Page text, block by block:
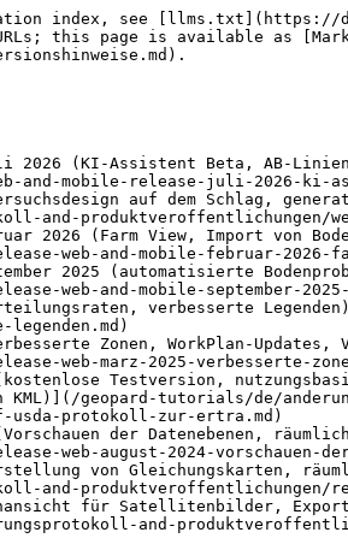
index, see [llms.txt](https://
this page is available as
2026 (KI-Assistent Beta, AB-
and-mobile-release-juli-2026-
auf dem Schlag,
and-produktveroffentlichungen/
2026 (Farm View, Import von
web-and-mobile-februar-2026-
2025 (automatisierte
web-and-mobile-september-
verbesserte
Zonen, WorkPlan-
web-marz-2025-verbesserte-
(kostenlose Testversion,
KML)](/geopard-tutorials/de/
protokoll-zur-ertra.md)
der Datenebenen,
web-august-2024-vorschauen-
von Gleichungskarten,
and-produktveroffentlichungen/
für Satellitenbilder,
and-